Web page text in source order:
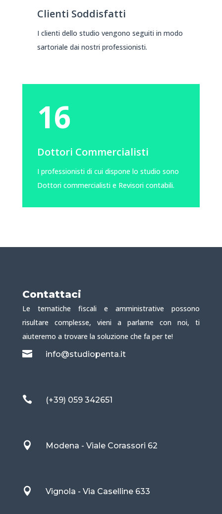
Clienti Soddisfatti
I clienti dello studio vengono seguiti in modo
sartoriale dai nostri professionisti.
16
Dottori Commercialisti
I professionisti di cui dispone lo studio sono
Dottori commercialisti e Revisori contabili.
Contattaci
Le tematiche fiscali e amministrative possono
risultare complesse, vieni a parlarne con noi, ti
aiuteremo a trovare la soluzione che fa per te!
 info@studiopenta.it
 (+39) 059 342651
 Modena - Viale Corassori 62
 Vignola - Via Caselline 633